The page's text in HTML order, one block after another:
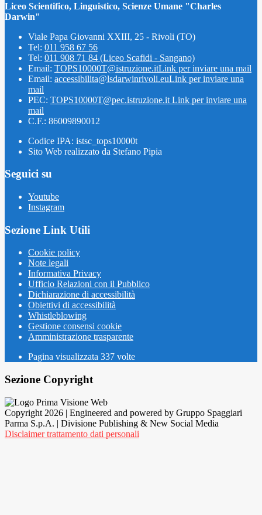
Liceo Scientifico, Linguistico, Scienze Umane "Charles
Darwin"
Viale Papa Giovanni XXIII, 25 - Rivoli (TO)
Tel: 011 958 67 56
Tel: 011 908 71 84 (Liceo Scafidi - Sangano)
Email: TOPS10000T@istruzione.itLink per inviare una mail
Email: accessibilita@lsdarwinrivoli.euLink per inviare una
mail
PEC: TOPS10000T@pec.istruzione.it Link per inviare una
mail
C.F.: 86009890012
Codice IPA: istsc_tops10000t
Sito Web realizzato da Stefano Pipia
Seguici su
Youtube
Instagram
Sezione Link Utili
Cookie policy
Note legali
Informativa Privacy
Ufficio Relazioni con il Pubblico
Dichiarazione di accessibilità
Obiettivi di accessibilità
Whistleblowing
Gestione consensi cookie
Amministrazione trasparente
Pagina visualizzata 337 volte
Sezione Copyright
Copyright 2026 | Engineered and powered by Gruppo Spaggiari
Parma S.p.A. | Divisione Publishing & New Social Media
Disclaimer trattamento dati personali